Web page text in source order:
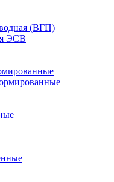
(ВГП)
ЭСВ